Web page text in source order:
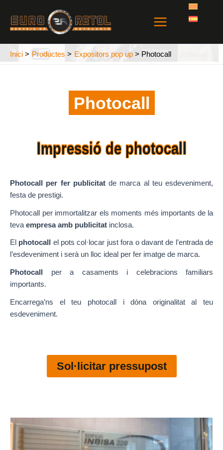
contingut
Menu
Inici Productes Expositors pop up Photocall
Photocall
Impressió de photocall
Photocall per fer publicitatde marca al teu esdeveniment,
festa de prestigi.
Photocall per immortalitzar els moments més importants de la
teva empresa amb publicitat inclosa.
El photocall
el pots col·locar just fora o davant de l’entrada de
l’esdeveniment i serà un lloc ideal per fer imatge de marca.
Photocall
per a casaments i celebracions familiars
importants.
Encarrega’ns el teu photocall i dóna originalitat al teu
esdeveniment.
Sol·licitar pressupost